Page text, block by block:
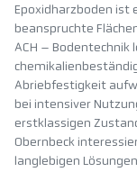
Epoxidharzboden ist
beanspruchte
ACH – Bodentechnik
Abriebfestigkeit
bei intensiver
erstklassigen
Obernbeck
langlebigen